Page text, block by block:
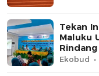
Tekan
Maluku
Ekobud